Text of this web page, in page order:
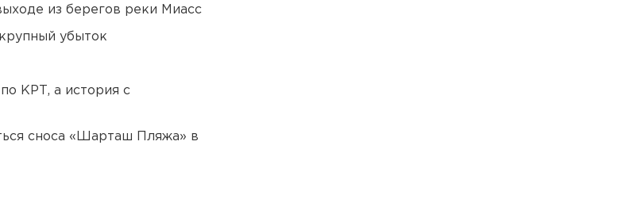
из берегов реки Миасс
убыток
КРТ, а история с
сноса «Шарташ Пляжа» в